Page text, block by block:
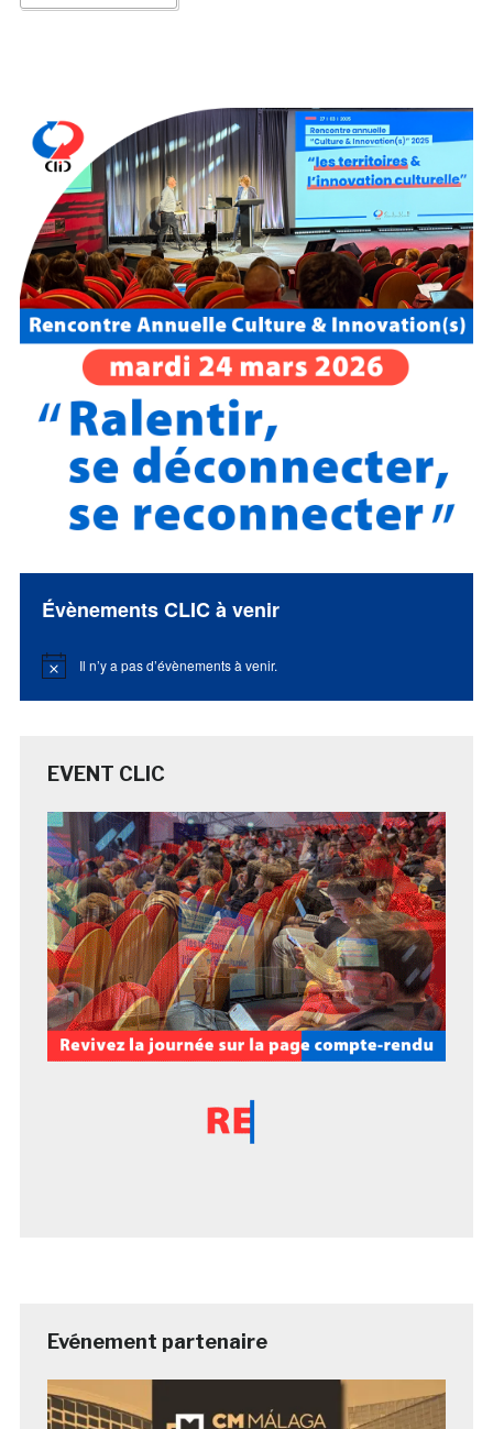
Évènements CLIC à venir
Notice Il n’y a pas d’évènements à venir.
EVENT CLIC
Evénement partenaire